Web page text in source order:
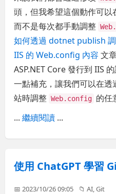
頭，但我希望這個動作可以
而不是每次都手動調整
如何透過 dotnet publish 調
IIS 的 Web.config 內容 文
ASP.NET Core 發行到 IIS
一點補充，讓我們可以在透
站時調整 Web.config 的任
...繼續閱讀 ...
使用 ChatGPT 學習
📅 2023/10/26 09:05 📁AI,Git